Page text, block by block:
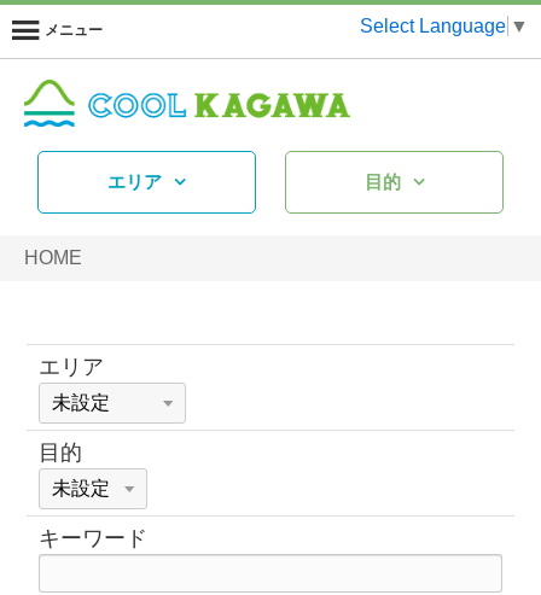
メニュー Select Language ▼
エリア 目的
HOME
エリア
目的
キーワード